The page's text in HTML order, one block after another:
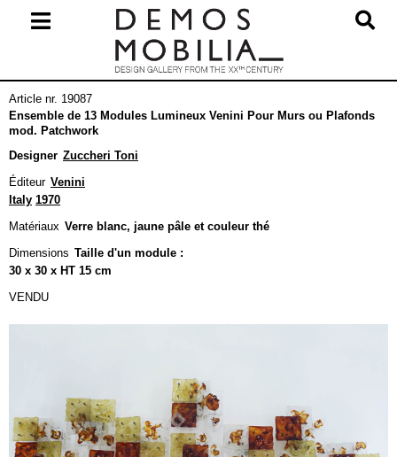
Navigation
Menu
Article nr. 19087
Ensemble de 13 Modules Lumineux Venini Pour Murs ou Plafonds
mod. Patchwork
Designer Zuccheri Toni
Éditeur Venini
Italy 1970
Matériaux Verre blanc, jaune pâle et couleur thé
Dimensions Taille d'un module :
30 x 30 x HT 15 cm
VENDU